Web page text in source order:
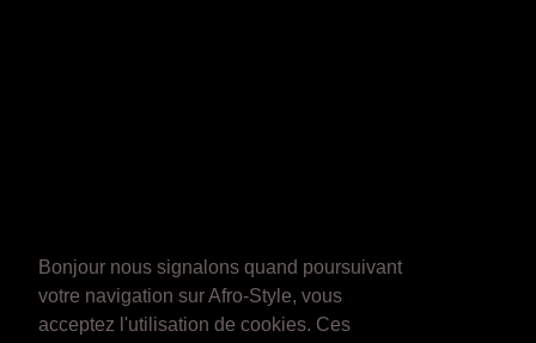
Bonjour nous signalons quand poursuivant
votre navigation sur Afro-Style, vous
acceptez l'utilisation de cookies. Ces